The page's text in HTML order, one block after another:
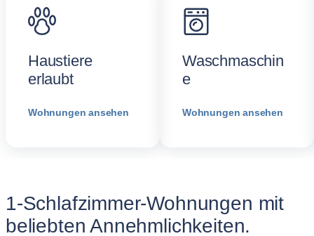
Haustiere
erlaubt
Wohnungen ansehen
Waschmaschin
e
Wohnungen ansehen
1-Schlafzimmer-Wohnungen mit
beliebten Annehmlichkeiten.